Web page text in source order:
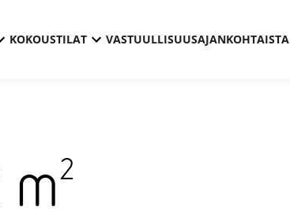
KOKOUSTILAT VASTUULLISUUSAJANKOHTAISTA
m2